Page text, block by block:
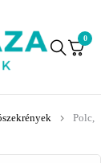
0
Polc,